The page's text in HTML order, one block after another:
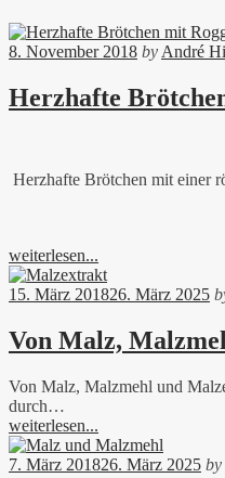
8. November 2018 by André
Herzhafte
Herzhafte Brötchen mit einer
weiterlesen...
15. März 201826. März 2025
Von Malz,
Von Malz, Malzmehl und
durch…
weiterlesen...
7. März 201826. März 2025 by